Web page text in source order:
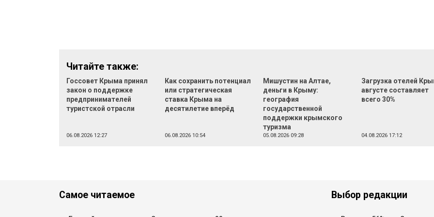
Читайте также:
Госсовет Крыма принял
закон о поддержке
предпринимателей
туристской отрасли
06.08.2026 12:27
Как сохранить потенциал
или стратегическая
ставка Крыма на
десятилетие вперёд
06.08.2026 10:54
Мишустин на Алтае,
деньги в Крыму:
география
государственной
поддержки крымского
туризма
05.08.2026 09:28
Загрузка отелей
августе составляет
всего 30%
04.08.2026 17:12
Самое читаемое Выбор редакции